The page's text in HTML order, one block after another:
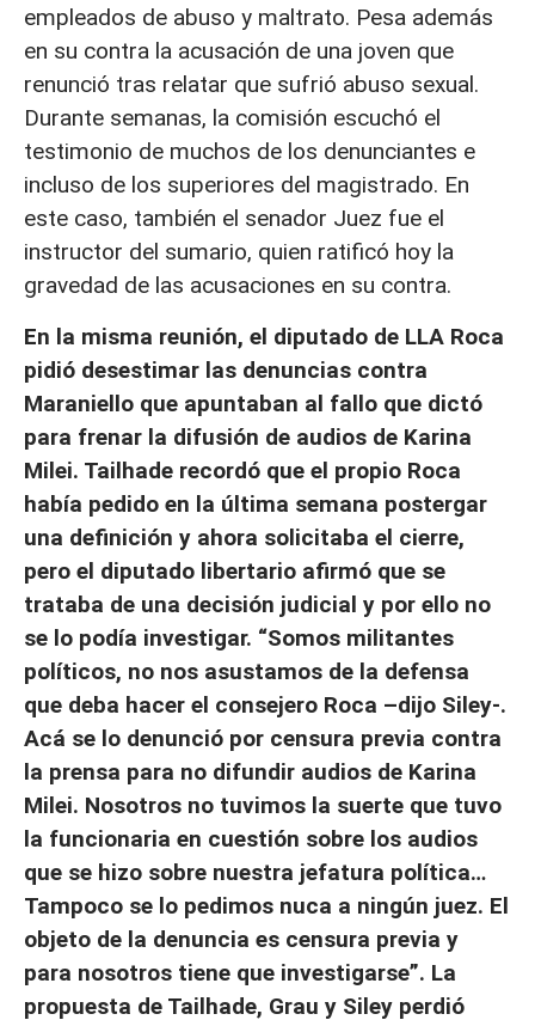
empleados de abuso y maltrato. Pesa además
en su contra la acusación de una joven que
renunció tras relatar que sufrió abuso sexual.
Durante semanas, la comisión escuchó el
testimonio de muchos de los denunciantes e
incluso de los superiores del magistrado. En
este caso, también el senador Juez fue el
instructor del sumario, quien ratificó hoy la
gravedad de las acusaciones en su contra.
En la misma reunión, el diputado de LLA Roca
pidió desestimar las denuncias contra
Maraniello que apuntaban al fallo que dictó
para frenar la difusión de audios de Karina
Milei. Tailhade recordó que el propio Roca
había pedido en la última semana postergar
una definición y ahora solicitaba el cierre,
pero el diputado libertario afirmó que se
trataba de una decisión judicial y por ello no
se lo podía investigar. “Somos militantes
políticos, no nos asustamos de la defensa
que deba hacer el consejero Roca –dijo Siley-.
Acá se lo denunció por censura previa contra
la prensa para no difundir audios de Karina
Milei. Nosotros no tuvimos la suerte que tuvo
la funcionaria en cuestión sobre los audios
que se hizo sobre nuestra jefatura política…
Tampoco se lo pedimos nuca a ningún juez. El
objeto de la denuncia es censura previa y
para nosotros tiene que investigarse”. La
propuesta de Tailhade, Grau y Siley perdió